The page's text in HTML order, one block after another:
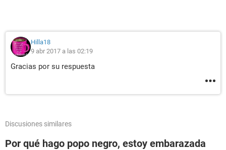
Hilla18
9 abr 2017 a las 02:19
Gracias por su respuesta
Discusiones similares
Por qué hago popo negro, estoy embarazada